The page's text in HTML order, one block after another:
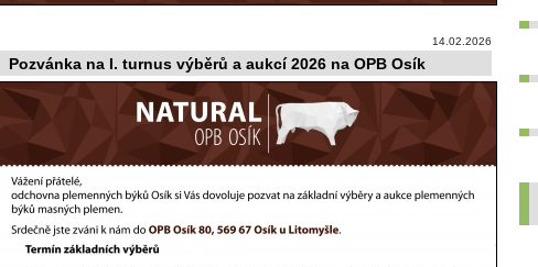
14.02.2026
Pozvánka na I. turnus výběrů a aukcí 2026 na OPB Osík